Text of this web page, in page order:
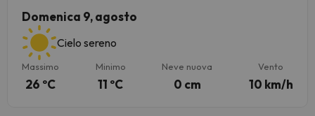
Domenica 9, agosto
Cielo sereno
Massimo
26 ºC
Minimo
11 ºC
Neve nuova
0 cm
Vento
10 km/h